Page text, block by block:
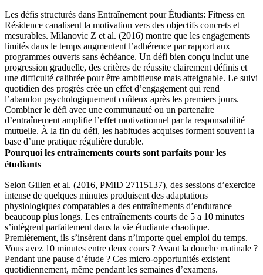
Les défis structurés dans Entraînement pour Étudiants: Fitness en
Résidence canalisent la motivation vers des objectifs concrets et
mesurables. Milanovic Z et al. (2016) montre que les engagements
limités dans le temps augmentent l’adhérence par rapport aux
programmes ouverts sans échéance. Un défi bien conçu inclut une
progression graduelle, des critères de réussite clairement définis et
une difficulté calibrée pour être ambitieuse mais atteignable. Le suivi
quotidien des progrès crée un effet d’engagement qui rend
l’abandon psychologiquement coûteux après les premiers jours.
Combiner le défi avec une communauté ou un partenaire
d’entraînement amplifie l’effet motivationnel par la responsabilité
mutuelle. À la fin du défi, les habitudes acquises forment souvent la
base d’une pratique régulière durable.
Pourquoi les entraînements courts sont parfaits pour les
étudiants
Selon Gillen et al. (2016, PMID 27115137), des sessions d’exercice
intense de quelques minutes produisent des adaptations
physiologiques comparables a des entraînements d’endurance
beaucoup plus longs. Les entraînements courts de 5 a 10 minutes
s’intègrent parfaitement dans la vie étudiante chaotique.
Premièrement, ils s’insèrent dans n’importe quel emploi du temps.
Vous avez 10 minutes entre deux cours ? Avant la douche matinale ?
Pendant une pause d’étude ? Ces micro-opportunités existent
quotidiennement, même pendant les semaines d’examens.